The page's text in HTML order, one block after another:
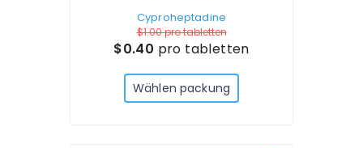
Cyproheptadine
$1.00pro tabletten
$0.40 pro tabletten
Wählen packung